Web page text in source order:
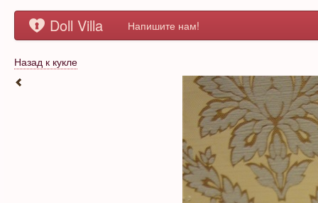
Doll Villa Напишите нам!
Назад к кукле